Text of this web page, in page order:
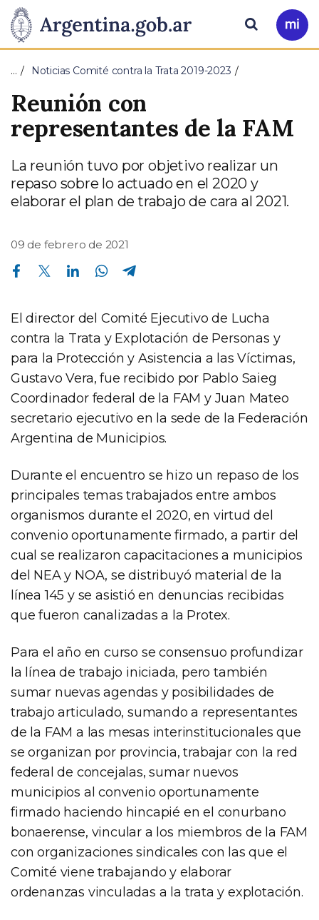
Presidencia
de
la
Nación
Pasar al contenido principal
Ir
a
Buscar
… Noticias Comité contra la Trata 2019-2023
Reunión con
representantes de la FAM
La reunión tuvo por objetivo realizar un
repaso sobre lo actuado en el 2020 y
elaborar el plan de trabajo de cara al 2021.
09 de febrero de 2021
Compartir en Facebook Compartir en Twitter Compartir en Linkedin Compartir en Whatsapp
El director del Comité Ejecutivo de Lucha
contra la Trata y Explotación de Personas y
para la Protección y Asistencia a las Víctimas,
Gustavo Vera, fue recibido por Pablo Saieg
Coordinador federal de la FAM y Juan Mateo
secretario ejecutivo en la sede de la Federación
Argentina de Municipios.
Durante el encuentro se hizo un repaso de los
principales temas trabajados entre ambos
organismos durante el 2020, en virtud del
convenio oportunamente firmado, a partir del
cual se realizaron capacitaciones a municipios
del NEA y NOA, se distribuyó material de la
línea 145 y se asistió en denuncias recibidas
que fueron canalizadas a la Protex.
Para el año en curso se consensuo profundizar
la línea de trabajo iniciada, pero también
sumar nuevas agendas y posibilidades de
trabajo articulado, sumando a representantes
de la FAM a las mesas interinstitucionales que
se organizan por provincia, trabajar con la red
federal de concejalas, sumar nuevos
municipios al convenio oportunamente
firmado haciendo hincapié en el conurbano
bonaerense, vincular a los miembros de la FAM
con organizaciones sindicales con las que el
Comité viene trabajando y elaborar
ordenanzas vinculadas a la trata y explotación.